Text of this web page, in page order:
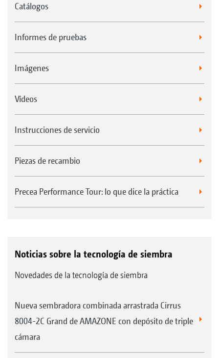
Catálogos
Informes de pruebas
Imágenes
Vídeos
Instrucciones de servicio
Piezas de recambio
Precea Performance Tour: lo que dice la práctica
Noticias sobre la tecnología de siembra
Novedades de la tecnología de siembra
Nueva sembradora combinada arrastrada Cirrus
8004-2C Grand de AMAZONE con depósito de triple
cámara